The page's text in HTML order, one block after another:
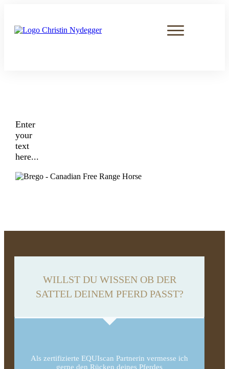
Enter
your
text
here...
WILLST DU WISSEN OB DER
SATTEL DEINEM PFERD PASST?
Als zertifizierte EQUIscan Partnerin vermesse ich
gerne den Rücken deines Pferdes